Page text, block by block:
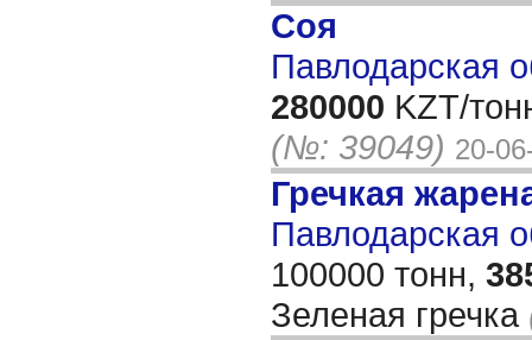
Соя
Павлодарская
280000 KZT/
(№: 39049) 20-
Гречкая
Павлодарская
100000 тонн,
Зеленая гречка